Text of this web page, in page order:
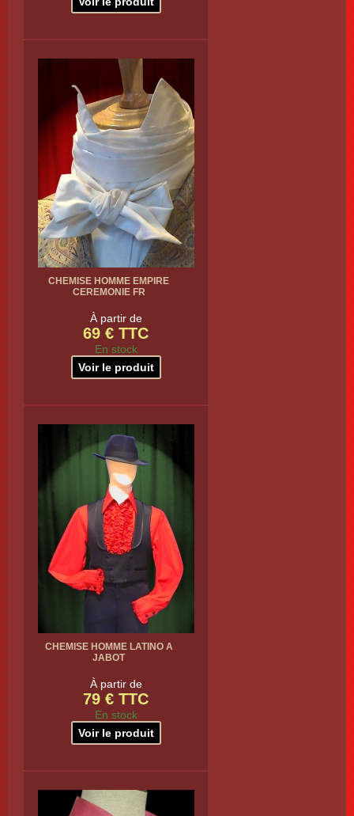
CHEMISE HOMME EMPIRE
CEREMONIE FR
À partir de
69 € TTC
En stock
Voir le produit
CHEMISE HOMME LATINO A
JABOT
À partir de
79 € TTC
En stock
Voir le produit